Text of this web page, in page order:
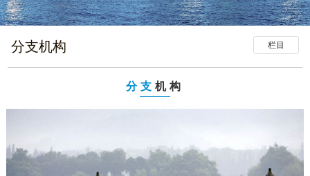
栏目
分支机构
分支 机构